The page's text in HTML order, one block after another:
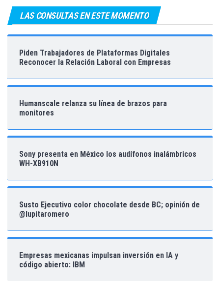
LAS CONSULTAS EN ESTE MOMENTO
Piden Trabajadores de Plataformas Digitales
Reconocer la Relación Laboral con Empresas
Humanscale relanza su línea de brazos para
monitores
Sony presenta en México los audífonos inalámbricos
WH-XB910N
Susto Ejecutivo color chocolate desde BC; opinión de
@lupitaromero
Empresas mexicanas impulsan inversión en IA y
código abierto: IBM